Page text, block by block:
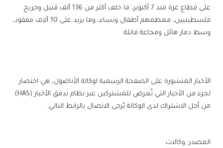
على قطاع غزة منذ 7 أكتوبر، ما خلف أكثر من 136 ألف قتيل وجريح
فلسطينيين، معظمهم أطفال ونساء، وما يزيد على 10 آلاف مفقود،
وسط دمار هائل ومجاعة قاتلة.
الأخبار المنشورة على الصفحة الرسمية لوكالة الأناضول، هي اختصار
لجزء من الأخبار التي تُعرض للمشتركين عبر نظام تدفق الأخبار (HAS).
من أجل الاشتراك لدى الوكالة يُرجى الاتصال بالرابط التالي.
المصدر: وكالات